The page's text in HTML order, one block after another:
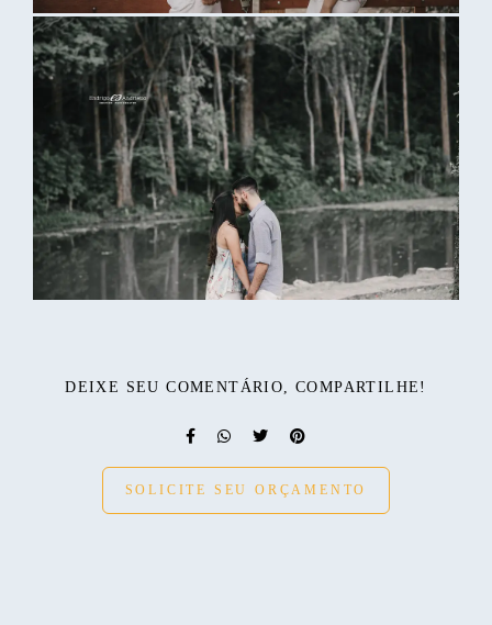
DEIXE SEU COMENTÁRIO, COMPARTILHE!
SOLICITE SEU ORÇAMENTO